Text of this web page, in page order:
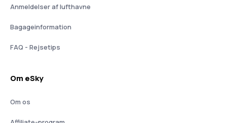
Anmeldelser af lufthavne
Bagageinformation
FAQ - Rejsetips
Om eSky
Om os